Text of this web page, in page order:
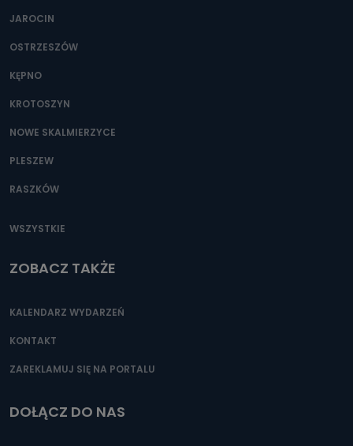
JAROCIN
OSTRZESZÓW
KĘPNO
KROTOSZYN
NOWE SKALMIERZYCE
PLESZEW
RASZKÓW
WSZYSTKIE
ZOBACZ TAKŻE
KALENDARZ WYDARZEŃ
KONTAKT
ZAREKLAMUJ SIĘ NA PORTALU
DOŁĄCZ DO NAS